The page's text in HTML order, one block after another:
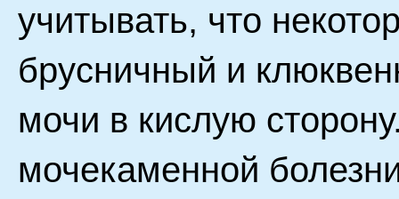
учитывать, что
брусничный и
мочи в кислую
мочекаменной